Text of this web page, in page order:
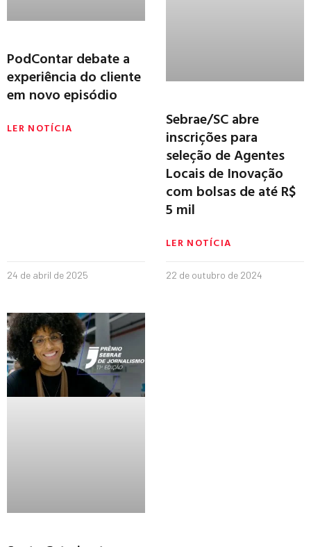
PodContar debate a
experiência do cliente
em novo episódio
LER NOTÍCIA
24 de abril de 2025
Sebrae/SC abre
inscrições para
seleção de Agentes
Locais de Inovação
com bolsas de até R$
5 mil
LER NOTÍCIA
22 de outubro de 2024